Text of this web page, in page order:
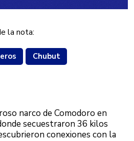
la nota:
Chubut
narco de Comodoro en
secuestraron 36 kilos
conexiones con la